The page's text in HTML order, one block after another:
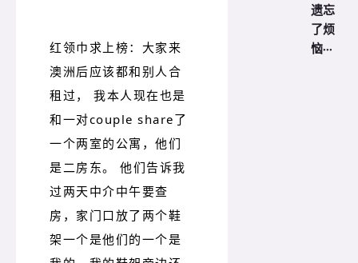
红领巾求上榜：大家来
澳洲后应该都和别人合
租过， 我本人现在也是
和一对couple share了
一个两室的公寓，他们
是二房东。 他们告诉我
过两天中介中午要查
房，家门口放了两个鞋
架一个是他们的一个是
遗忘
了烦
恼···